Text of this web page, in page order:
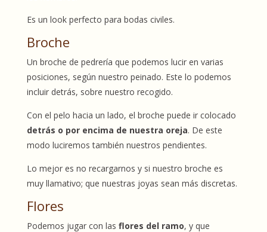
Es un look perfecto para bodas civiles.
Broche
Un broche de pedrería que podemos lucir en varias
posiciones, según nuestro peinado. Este lo podemos
incluir detrás, sobre nuestro recogido.
Con el pelo hacia un lado, el broche puede ir colocado
detrás o por encima de nuestra oreja. De este
modo luciremos también nuestros pendientes.
Lo mejor es no recargarnos y si nuestro broche es
muy llamativo; que nuestras joyas sean más discretas.
Flores
Podemos jugar con las flores del ramo, y que